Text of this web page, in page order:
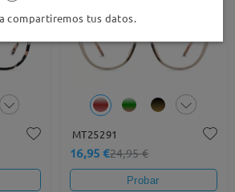
MT25291
16,95 €24,95 €
Probar
compartiremos tus datos.